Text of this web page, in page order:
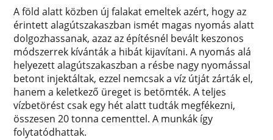
A föld alatt közben új falakat emeltek azért, hogy az
érintett alagútszakaszban ismét magas nyomás alatt
dolgozhassanak, azaz az építésnél bevált keszonos
módszerrek kívánták a hibát kijavítani. A nyomás alá
helyezett alagútszakaszban a résbe nagy nyomással
betont injektáltak, ezzel nemcsak a víz útját zárták el,
hanem a keletkező üreget is betömték. A teljes
vízbetörést csak egy hét alatt tudták megfékezni,
összesen 20 tonna cementtel. A munkák így
folytatódhattak.